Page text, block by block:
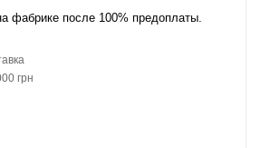
фабрике после 100% предоплаты.
грн